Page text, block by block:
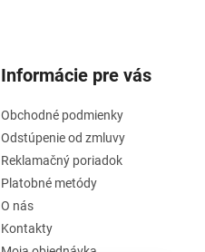
Informácie pre vás
Obchodné podmienky
Odstúpenie od zmluvy
Reklamačný poriadok
Platobné metódy
O nás
Kontakty